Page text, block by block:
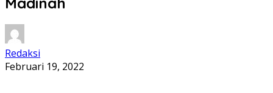
Redaksi
Februari 19, 2022